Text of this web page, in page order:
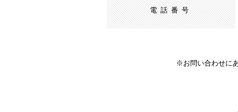
電話番号
※お問い合わせにあ